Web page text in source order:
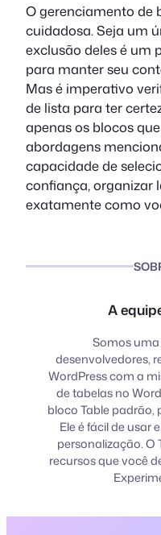
O gerenciamento de
cuidadosa. Seja um
exclusão deles é um
para manter seu
Mas é imperativo
de lista para ter
apenas os blocos
abordagens
capacidade de
confiança, organizar
exatamente como
A
Somos
desenvolvedores,
WordPress com a
de tabelas no
bloco Table padrão,
Ele é fácil de usar
personalização. O
recursos que você